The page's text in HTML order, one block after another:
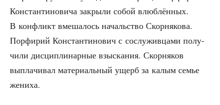
Кон­стан­ти­но­ви­ча закры­ли собой влюб­лён­ных.
В кон­фликт вме­ша­лось началь­ство Скор­ня­ко­ва.
Пор­фи­рий Кон­стан­ти­но­вич с сослу­жив­ца­ми полу­
чи­ли дис­ци­пли­нар­ные взыс­ка­ния. Скор­ня­ков
выпла­чи­вал мате­ри­аль­ный ущерб за калым семье
жениха.